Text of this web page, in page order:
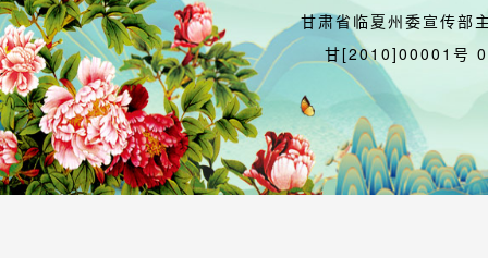
甘肃省临夏州委宣传部
甘[2010]00001号